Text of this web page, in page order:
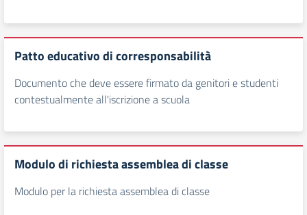
Patto educativo di corresponsabilità
Documento che deve essere firmato da genitori e studenti
contestualmente all'iscrizione a scuola
Modulo di richiesta assemblea di classe
Modulo per la richiesta assemblea di classe